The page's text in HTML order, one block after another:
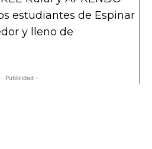
estudiantes de Espinar
y lleno de
- Publicidad -